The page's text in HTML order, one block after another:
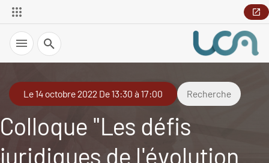
Recherche
Le 14 octobre 2022 De 13:30 à 17:00 Recherche
Colloque "Les défis
juridiques de l'évolution